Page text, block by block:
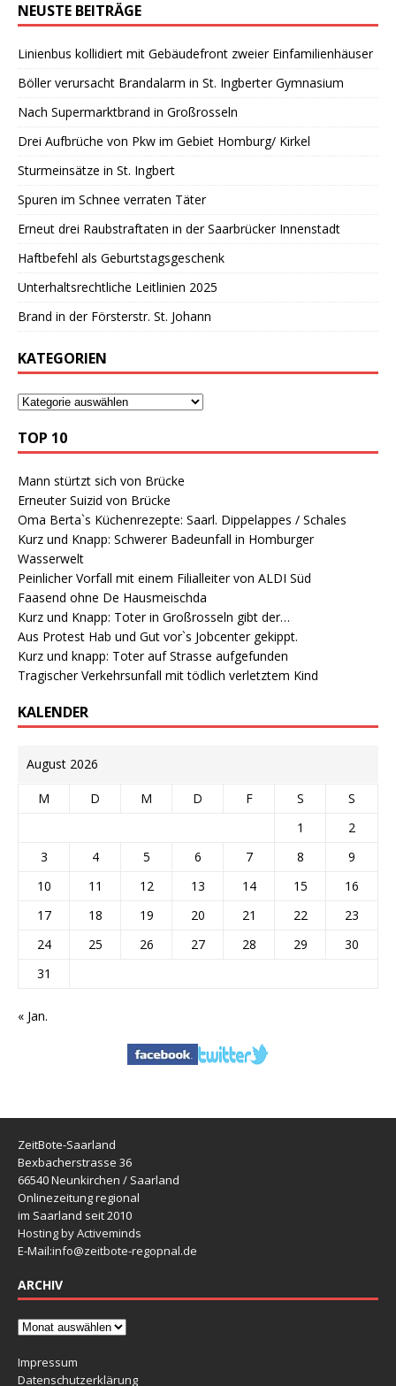
NEUSTE BEITRÄGE
Linienbus kollidiert mit Gebäudefront zweier Einfamilienhäuser
Böller verursacht Brandalarm in St. Ingberter Gymnasium
Nach Supermarktbrand in Großrosseln
Drei Aufbrüche von Pkw im Gebiet Homburg/ Kirkel
Sturmeinsätze in St. Ingbert
Spuren im Schnee verraten Täter
Erneut drei Raubstraftaten in der Saarbrücker Innenstadt
Haftbefehl als Geburtstagsgeschenk
Unterhaltsrechtliche Leitlinien 2025
Brand in der Försterstr. St. Johann
KATEGORIEN
TOP 10
Mann stürtzt sich von Brücke
Erneuter Suizid von Brücke
Oma Berta`s Küchenrezepte: Saarl. Dippelappes / Schales
Kurz und Knapp: Schwerer Badeunfall in Homburger
Wasserwelt
Peinlicher Vorfall mit einem Filialleiter von ALDI Süd
Faasend ohne De Hausmeischda
Kurz und Knapp: Toter in Großrosseln gibt der…
Aus Protest Hab und Gut vor`s Jobcenter gekippt.
Kurz und knapp: Toter auf Strasse aufgefunden
Tragischer Verkehrsunfall mit tödlich verletztem Kind
KALENDER
August 2026
M D M D F S
S
1
2
3
4 5 6 7 8
9
10
11 12 13 14 15
16
17
18 19 20 21 22
23
24
25 26 27 28 29
30
31
« Jan.
ZeitBote-Saarland
Bexbacherstrasse 36
66540 Neunkirchen / Saarland
Onlinezeitung regional
im Saarland seit 2010
Hosting by Activeminds
E-Mail:info@zeitbote-regopnal.de
ARCHIV
Impressum
Datenschutzerklärung